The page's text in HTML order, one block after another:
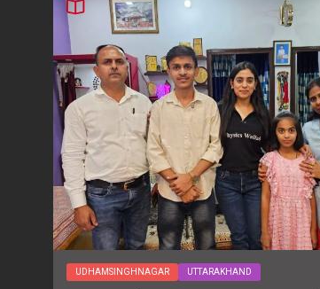
UDHAMSINGHNAGAR UTTARAKHAND